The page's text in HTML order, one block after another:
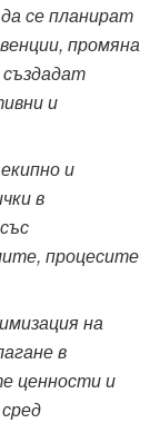
да се планират
, промяна
ат
и и
и
в
процесите
на
в
ценностии